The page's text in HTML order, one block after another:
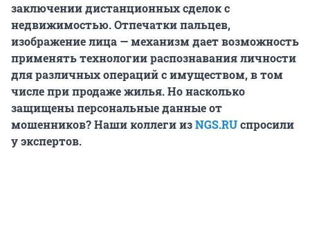
заключении дистанционных сделок с
недвижимостью. Отпечатки пальцев,
изображение лица — механизм дает возможность
применять технологии распознавания личности
для различных операций с имуществом, в том
числе при продаже жилья. Но насколько
защищены персональные данные от
мошенников? Наши коллеги изNGS.RUспросили
у экспертов.